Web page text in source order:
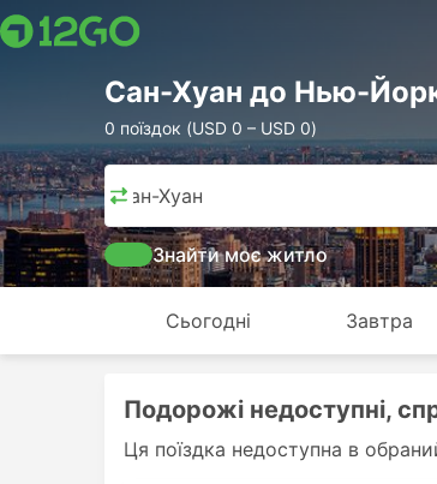
Сан-Хуан до Нью-
0 поїздок (USD 0 – USD 0)
Сан-Хуан
Знайти моє житло
Сьогодні Завтра
Подорожі недоступні,
Ця поїздка недоступна в